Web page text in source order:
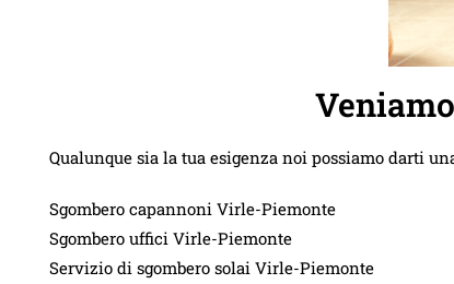
Qualunque sia la tua esigenza noi possiamo darti
Sgombero capannoni Virle-Piemonte
Sgombero uffici Virle-Piemonte
Servizio di sgombero solai Virle-Piemonte